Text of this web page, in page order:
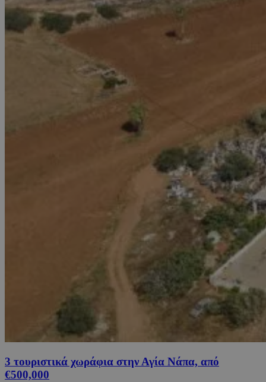
3 τουριστικά χωράφια στην Αγία Νάπα, από
€500,000